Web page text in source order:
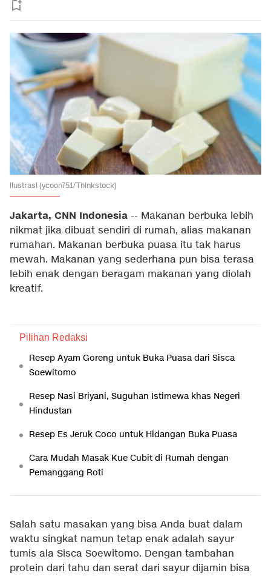
ilustrasi (ycoon751/Thinkstock)
Jakarta, CNN Indonesia -- Makanan berbuka lebih
nikmat jika dibuat sendiri di rumah, alias makanan
rumahan. Makanan berbuka puasa itu tak harus
mewah. Makanan yang sederhana pun bisa terasa
lebih enak dengan beragam makanan yang diolah
kreatif.
Pilihan Redaksi
Resep Ayam Goreng untuk Buka Puasa dari Sisca
Soewitomo
Resep Nasi Briyani, Suguhan Istimewa khas Negeri
Hindustan
Resep Es Jeruk Coco untuk Hidangan Buka Puasa
Cara Mudah Masak Kue Cubit di Rumah dengan
Pemanggang Roti
Salah satu masakan yang bisa Anda buat dalam
waktu singkat namun tetap enak adalah sayur
tumis ala Sisca Soewitomo. Dengan tambahan
protein dari tahu dan serat dari sayur dijamin bisa